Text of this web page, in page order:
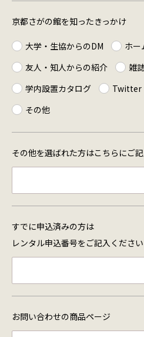
京都さがの館を知ったきっかけ
大学・生協からのDM
ホー
友人・知人からの紹介
雑
学内設置カタログ
Twitter
その他
その他を選ばれた方はこちらにご
すでに申込済みの方は
レンタル申込番号をご記入ください
お問い合わせの商品ページ